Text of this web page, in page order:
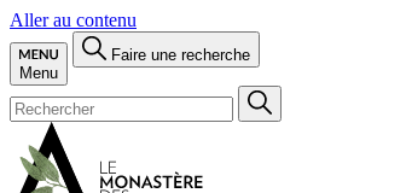
Aller au contenu
Menu
Faire une recherche